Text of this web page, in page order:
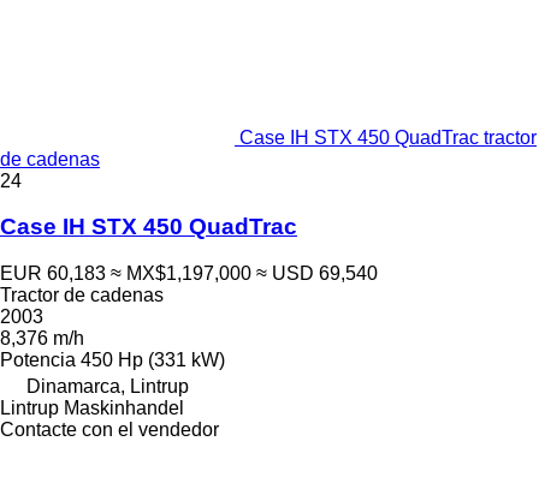
Case IH STX 450 QuadTrac tractor
de cadenas
24
Case IH STX 450 QuadTrac
EUR 60,183 ≈ MX$1,197,000 ≈ USD 69,540
Tractor de cadenas
2003
8,376 m/h
Potencia 450 Hp (331 kW)
Dinamarca, Lintrup
Lintrup Maskinhandel
Contacte con el vendedor